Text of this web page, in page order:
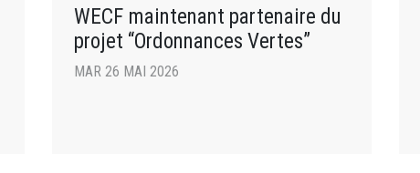
WECF maintenant partenaire du
projet “Ordonnances Vertes”
MAR 26 MAI 2026